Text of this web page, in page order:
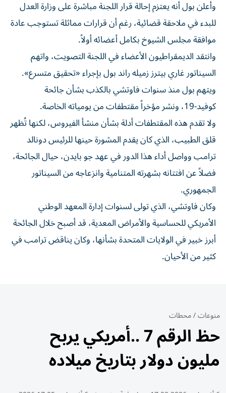
وأعلن بول أنه يعتزم إحالة قرار اللجنة مباشرة على وزارة العدل
للبدء في ملاحقة قضائية، رغم أن قرارات مماثلة تستوجب عادة
موافقة مجلس الشيوخ بكامل أعضائه أولاً.
وانتقد الديمقراطيون الأعضاء في اللجنة التصويت، واتهم
السيناتور غاري بيترز زميله راند بول بإجراء «تحقيق متسرع».
ويتهم بول منذ سنوات فاوتشي بالكذب بشأن جائحة
كوفيد-19، ونشر مؤخراً مقتطفات من يومياته الخاصة.
ولا تقدم هذه المقتطفات أدلة بشأن منشأ الفيروس، لكنها تُظهر
قلق الطبيب، الذي كان يقدم المشورة حينها للرئيس دونالد
ترامب وواصل أداء هذا الدور في عهد جو بايدن، حيال الجائحة،
فضلاً عن افتتانه بشهرته المتنامية وانزعاجه من السيناتور
الجمهوري.
وكان فاوتشي، الذي تولى لسنوات إدارة المعهد الوطني
الأمريكي للحساسية والأمراض المعدية، قد أصبح خلال الجائحة
أبرز خبير في الولايات المتحدة بشأنها، وكان يناقض ترامب في
كثير من الأحيان.
منوعات/محطات
حظ الرقم 7 ..أمريكي يربح
مليون دولار بتاريخ ميلاده